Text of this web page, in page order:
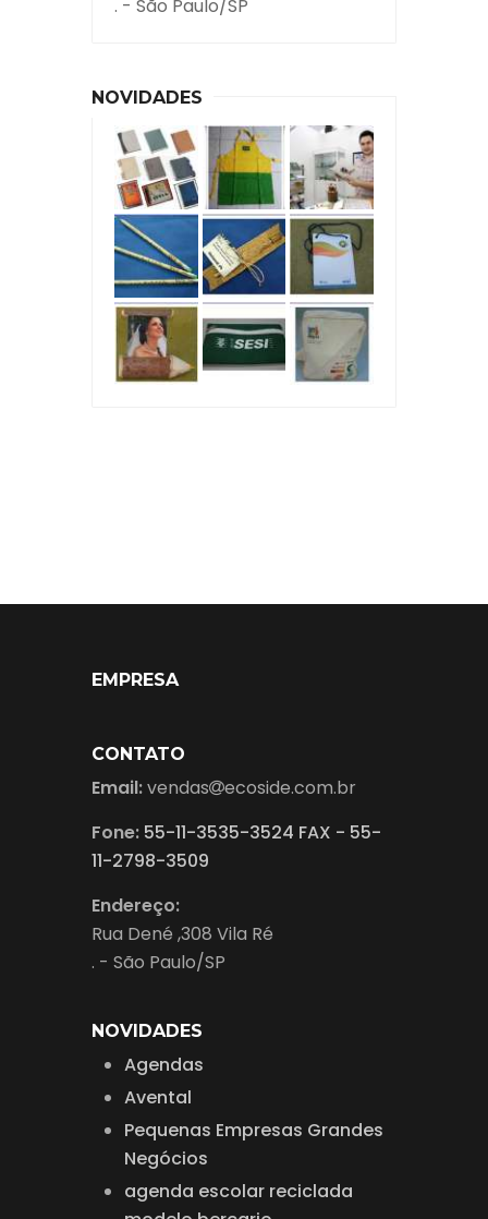
. - São Paulo/SP
NOVIDADES
EMPRESA
CONTATO
Email:vendas
ecoside.com.br
Fone: 55-11-3535-3524 FAX - 55-
11-2798-3509
Endereço:
Rua Dené ,308 Vila Ré
. - São Paulo/SP
NOVIDADES
Agendas
Avental
Pequenas Empresas Grandes
Negócios
agenda escolar reciclada